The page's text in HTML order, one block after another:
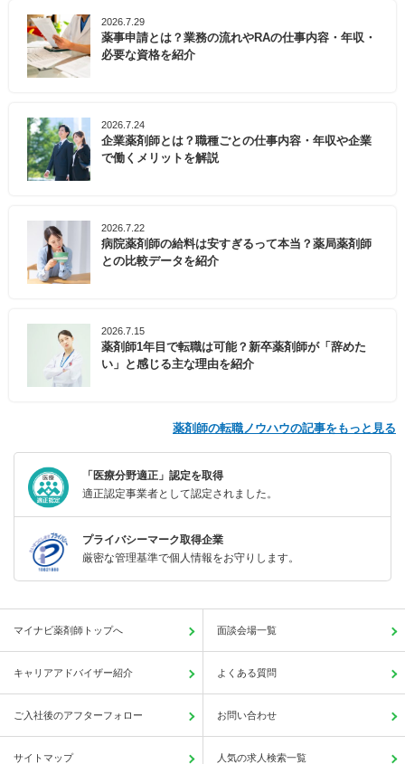
2026.7.29
薬事申請とは？業務の流れやRAの仕事内容・年収・
必要な資格を紹介
2026.7.24
企業薬剤師とは？職種ごとの仕事内容・年収や企業
で働くメリットを解説
2026.7.22
病院薬剤師の給料は安すぎるって本当？薬局薬剤師
との比較データを紹介
2026.7.15
薬剤師1年目で転職は可能？新卒薬剤師が「辞めた
い」と感じる主な理由を紹介
薬剤師の転職ノウハウの記事をもっと見る
「医療分野適正」認定を取得
適正認定事業者として認定されました。
プライバシーマーク取得企業
厳密な管理基準で個人情報をお守りします。
マイナビ薬剤師トップへ 面談会場一覧
キャリアアドバイザー紹介 よくある質問
ご入社後のアフターフォロー お問い合わせ
サイトマップ 人気の求人検索一覧